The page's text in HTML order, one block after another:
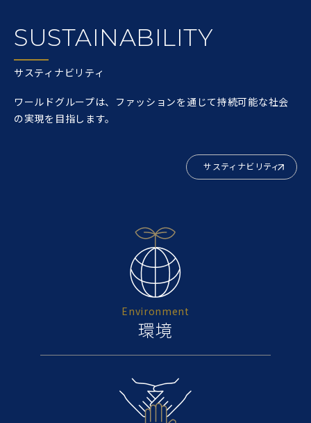
SUSTAINABILITY
サスティナビリティ
ワールドグループは、ファッションを通じて持続可能な社会
の実現を目指します。
サスティナビリティ
Environment
環境